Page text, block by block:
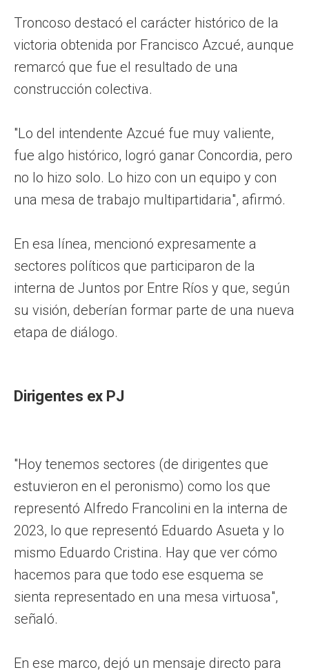
Troncoso destacó el carácter histórico de la
victoria obtenida por Francisco Azcué, aunque
remarcó que fue el resultado de una
construcción colectiva.
"Lo del intendente Azcué fue muy valiente,
fue algo histórico, logró ganar Concordia, pero
no lo hizo solo. Lo hizo con un equipo y con
una mesa de trabajo multipartidaria", afirmó.
En esa línea, mencionó expresamente a
sectores políticos que participaron de la
interna de Juntos por Entre Ríos y que, según
su visión, deberían formar parte de una nueva
etapa de diálogo.
Dirigentes ex PJ
"Hoy tenemos sectores (de dirigentes que
estuvieron en el peronismo) como los que
representó Alfredo Francolini en la interna de
2023, lo que representó Eduardo Asueta y lo
mismo Eduardo Cristina. Hay que ver cómo
hacemos para que todo ese esquema se
sienta representado en una mesa virtuosa",
señaló.
En ese marco, dejó un mensaje directo para